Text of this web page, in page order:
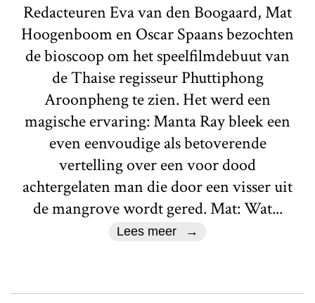
Redacteuren Eva van den Boogaard, Mat
Hoogenboom en Oscar Spaans bezochten
de bioscoop om het speelfilmdebuut van
de Thaise regisseur Phuttiphong
Aroonpheng te zien. Het werd een
magische ervaring: Manta Ray bleek een
even eenvoudige als betoverende
vertelling over een voor dood
achtergelaten man die door een visser uit
de mangrove wordt gered. Mat: Wat...
Lees meer